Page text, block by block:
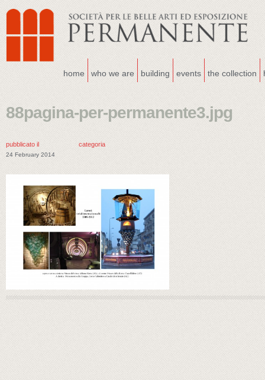
home who we are building events the collection
88pagina-per-permanente3.jpg
pubblicato il
24 February 2014
categoria